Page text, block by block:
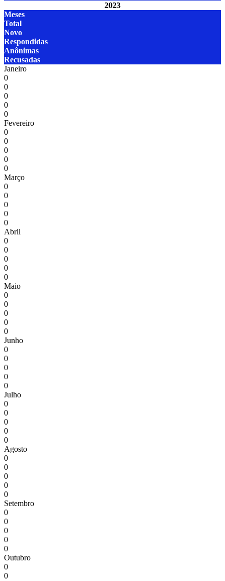
2023
Meses
Total
Novo
Respondidas
Anônimas
Recusadas
Janeiro
0
0
0
0
0
Fevereiro
0
0
0
0
0
Março
0
0
0
0
0
Abril
0
0
0
0
0
Maio
0
0
0
0
0
Junho
0
0
0
0
0
Julho
0
0
0
0
0
Agosto
0
0
0
0
0
Setembro
0
0
0
0
0
Outubro
0
0